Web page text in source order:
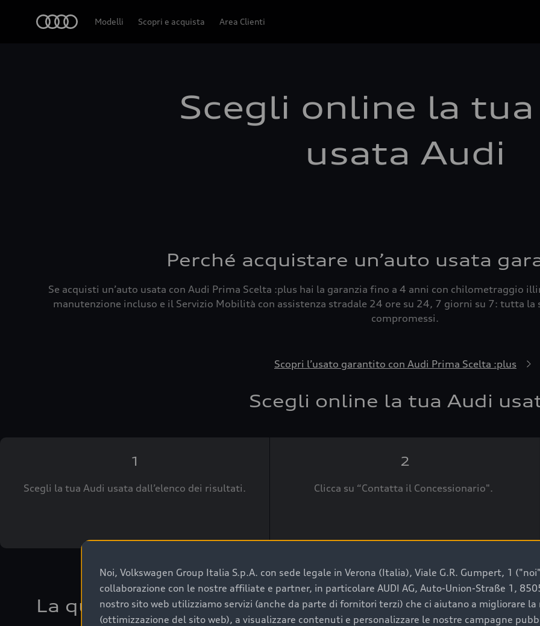
Noi, Volkswagen Group Italia S.p.A. con sede legale in Verona (Italia), Viale G.R. Gumpert, 1
collaborazione con le nostre affiliate e partner, in particolare AUDI AG, Auto-Union-Straße 1,
nostro sito web utilizziamo servizi (anche da parte di fornitori terzi) che ci aiutano a migliorare la
(ottimizzazione del sito web), a visualizzare contenuti e personalizzare le nostre campagne
Modelli Scopri e acquista Area Clienti
Scegli online la
usata Audi
Perché acquistare un’auto usata
Se acquisti un’auto usata con Audi Prima Scelta :plus hai la garanzia fino a 4 anni con chilometraggio
manutenzione incluso e il Servizio Mobilità con assistenza stradale 24 ore su 24, 7 giorni su 7: tutta la
compromessi.
Scopri l’usato garantito con Audi Prima Scelta :plus
Scegli online la tua Audi
1
Scegli la tua Audi usata dall’elenco dei risultati.
2
Clicca su “Contatta il Concessionario".
La qualità di acquistare un’auto usata Audi